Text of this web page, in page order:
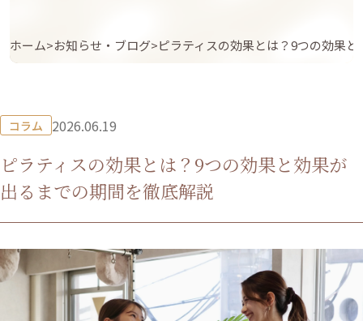
ホーム お知らせ・ブログ ピラティスの効果とは？9つの効果
コラム 2026.06.19
ピラティスの効果とは？9つの効果と効果が
出るまでの期間を徹底解説